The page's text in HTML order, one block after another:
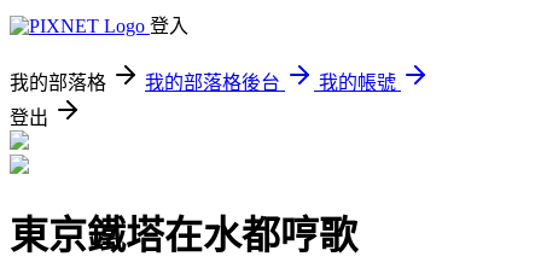
登入
我的部落格 我的部落格後台
我的帳號
登出
東京鐵塔在水都哼歌